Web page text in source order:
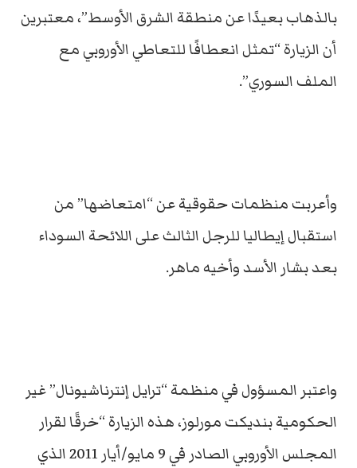
بالذهاب بعيدًا عن منطقة الشرق الأوسط”، معتبرين
أن الزيارة “تمثل انعطافًا للتعاطي الأوروبي مع
الملف السوري”.
وأعربت منظمات حقوقية عن “امتعاضها” من
استقبال إيطاليا للرجل الثالث على اللائحة السوداء
بعد بشار الأسد وأخيه ماهر.
واعتبر المسؤول في منظمة “ترايل إنترناشيونال” غير
الحكومية بنديكت مورلوز، هذه الزيارة “خرقًا لقرار
المجلس الأوروبي الصادر في 9 مايو/أيار 2011 الذي